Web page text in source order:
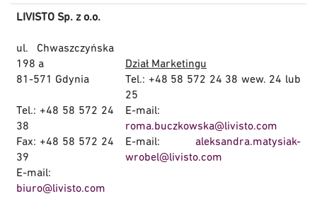
LIVISTO Sp. z o.o.
ul. Chwaszczyńska
198 a
81-571 Gdynia
Tel.: +48 58 572 24
38
Fax: +48 58 572 24
39
E-mail:
biuro@livisto.com
Dział Marketingu
Tel.: +48 58 572 24 38 wew. 24 lub
25
E-mail:
roma.buczkowska@livisto.com
E-mail: aleksandra.matysiak-
wrobel@livisto.com